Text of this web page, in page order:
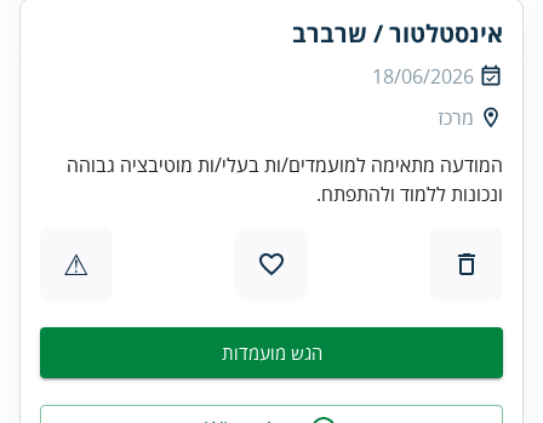
אינסטלטור / שרברב
18/06/2026
מרכז
המודעה מתאימה למועמדים/ות בעלי/ות מוטיבציה גבוהה
ונכונות ללמוד ולהתפתח.
⚠
הגש מועמדות